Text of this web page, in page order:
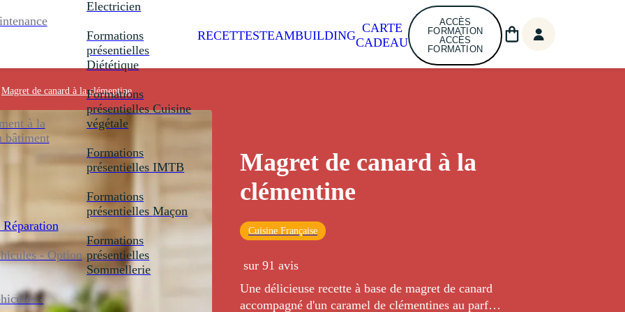
à la
bâtiment
- Option
-
Electricien
Formations
présentielles
Diététique
Formations
présentielles Cuisine
végétale
Formations
présentielles IMTB
Formations
présentielles Maçon
Formations
présentielles
Sommellerie
RECETTESTEAMBUILDING
CARTE
CADEAU
ACCÈS
FORMATION
ACCÈS
FORMATION
Magret de canard à la clémentine
Magret de canard à la
clémentine
Cuisine Française
sur 91 avis
Une délicieuse recette à base de magret de canard
accompagné d'un caramel de clémentines au parfum